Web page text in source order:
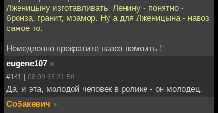
Лженицыну изготавливать. Ленину - понятно -
бронза, гранит, мрамор. Ну а для Лженицына - навоз
самое то.
Немедленно прекратите навоз помоить !!
eugene107 »
#141 | 08.09.15 21:50
Да, и эта, молодой человек в ролике - он молодец.
Собакевич »